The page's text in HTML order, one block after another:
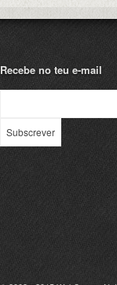
Recebe no teu e-mail